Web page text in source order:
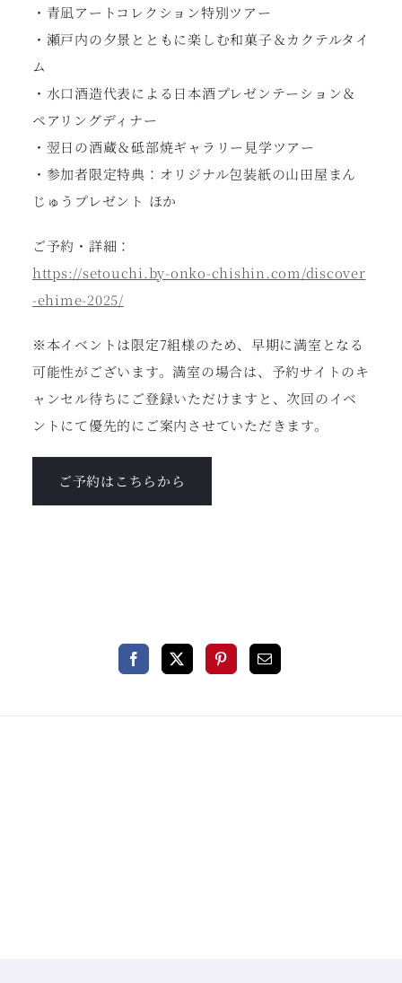
・青凪アートコレクション特別ツアー
・瀬戸内の夕景とともに楽しむ和菓子＆カクテルタイ
ム
・水口酒造代表による日本酒プレゼンテーション＆
ペアリングディナー
・翌日の酒蔵＆砥部焼ギャラリー見学ツアー
・参加者限定特典：オリジナル包装紙の山田屋まん
じゅうプレゼント ほか
ご予約・詳細：
https://setouchi.by-onko-chishin.com/discover
-ehime-2025/
※本イベントは限定7組様のため、早期に満室となる
可能性がございます。満室の場合は、予約サイトのキ
ャンセル待ちにご登録いただけますと、次回のイベ
ントにて優先的にご案内させていただきます。
ご予約はこちらから